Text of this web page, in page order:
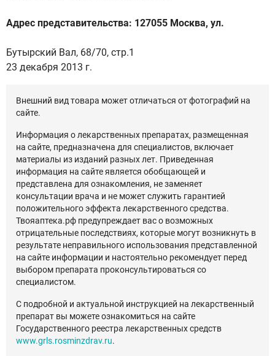
Адрес представительства: 127055 Москва, ул.
Бутырский Вал, 68/70, стр.1
23 декабря 2013 г.
Внешний вид товара может отличаться от фотографий на
сайте.
Информация о лекарственных препаратах, размещенная
на сайте, предназначена для специалистов, включает
материалы из изданий разных лет. Приведенная
информация на сайте является обобщающей и
представлена для ознакомления, не заменяет
консультации врача и не может служить гарантией
положительного эффекта лекарственного средства.
Твояаптека.рф предупреждает вас о возможных
отрицательные последствиях, которые могут возникнуть в
результате неправильного использования представленной
на сайте информации и настоятельно рекомендует перед
выбором препарата проконсультироваться со
специалистом.
С подробной и актуальной инструкцией на лекарственный
препарат вы можете ознакомиться на сайте
Государственного реестра лекарственных средств
www.grls.rosminzdrav.ru.